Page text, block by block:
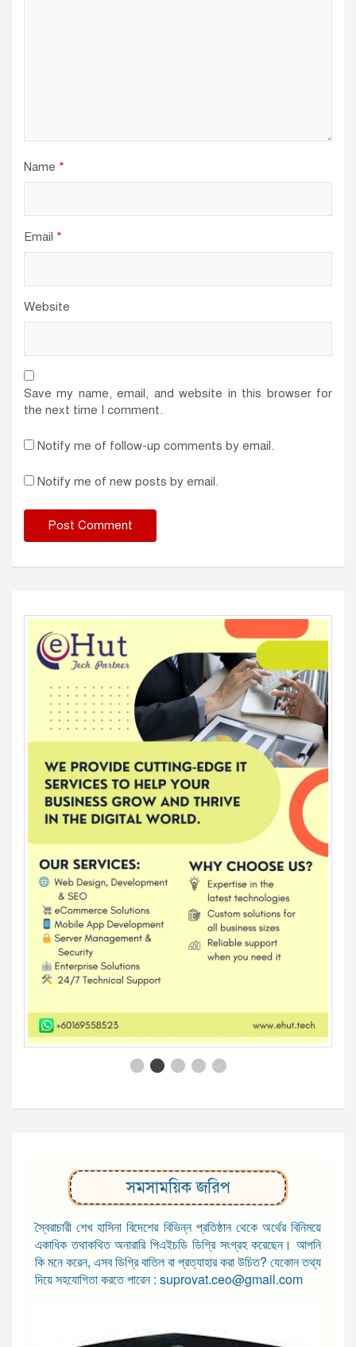
Name *
Email *
Website
Save my name, email, and website in this browser for
the next time I comment.
Notify me of follow-up comments by email.
Notify me of new posts by email.
সমসাময়িক জরিপ
স্বৈরাচারী শেখ হাসিনা বিদেশের বিভিন্ন প্রতিষ্ঠান থেকে অর্থের বিনিময়ে
একাধিক তথাকথিত অনারারি পিএইচডি ডিগ্রি সংগ্রহ করেছেন। আপনি
কি মনে করেন, এসব ডিগ্রি বাতিল বা প্রত্যাহার করা উচিত? যেকোন তথ্য
দিয়ে সহযোগিতা করতে পারেন : suprovat.ceo@gmail.com